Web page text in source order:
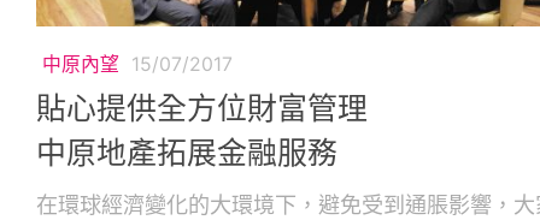
中原內望 15/07/2017
貼心提供全方位財富管理
中原地產拓展金融服務
在環球經濟變化的大環境下，避免受到通脹影響，大